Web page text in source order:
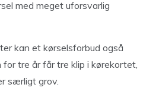
med meget uforsvarlig
kan et kørselsforbud også
for tre år får tre klip i kørekortet,
særligt grov.